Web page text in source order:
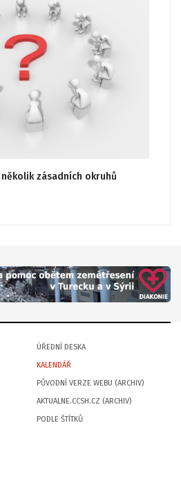
zásadních okruhů
ÚŘEDNÍ DESKA
KALENDÁŘ
PŮVODNÍ VERZE WEBU (ARCHIV)
AKTUALNE.CCSH.CZ (ARCHIV)
PODLE ŠTÍTKŮ